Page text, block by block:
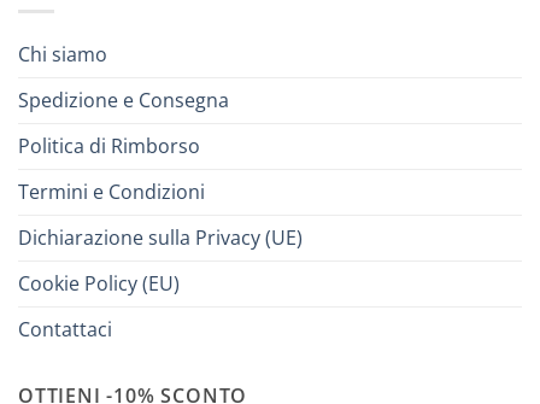
Chi siamo
Spedizione e Consegna
Politica di Rimborso
Termini e Condizioni
Dichiarazione sulla Privacy (UE)
Cookie Policy (EU)
Contattaci
OTTIENI -10% SCONTO